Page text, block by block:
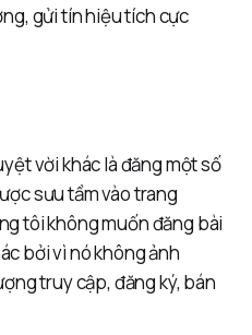
gửi tín hiệu tích cực
vời khác là đăng một số
sưu tầm vào trang
tôi không muốn đăng bài
bởi vì nó không ảnh
truy cập, đăng ký, bán